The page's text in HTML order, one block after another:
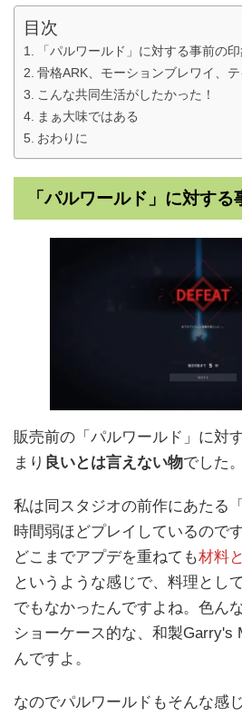
目次
「パルワールド」に対する事前の印
骨格ARK、モーションブレワイ、
こんな共同生活がしたかった！
まぁ大味ではある
おわりに
「パルワールド」に対する
販売前の「パルワールド」に対
まり 良いとは言えない物でした。
私は同スタジオの前作にあたる
時間弱ほどプレイしているので
どこまでアプデを重ねても材料
というような感じで、料理とし
でもなかったんですよね。色ん
ショーケース的な、和製Garry's
んですよ。
なのでパルワールドもそんな感